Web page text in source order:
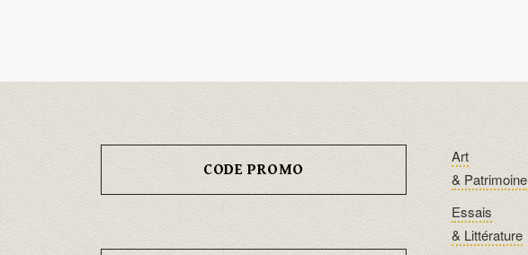
CODE PROMO
Art
& Patrimoine
Essais
& Littérature